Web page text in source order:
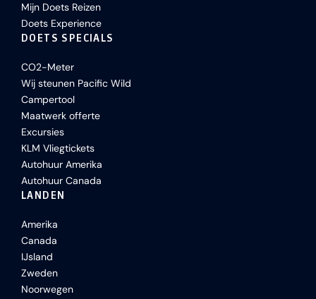
Mijn Doets Reizen
Doets Experience
DOETS SPECIALS
CO2-Meter
Wij steunen Pacific Wild
Campertool
Maatwerk offerte
Excursies
KLM Vliegtickets
Autohuur Amerika
Autohuur Canada
LANDEN
Amerika
Canada
IJsland
Zweden
Noorwegen